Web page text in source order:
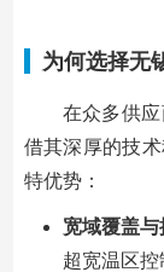
为何选择无
在众多供
借其深厚的技
特优势：
宽域覆盖与
超宽温区控